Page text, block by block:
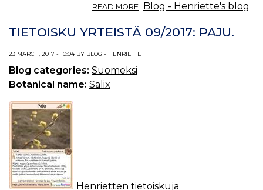
READ MORE ABOUT
YRTEISTÄ
10/2017:
VUOHENPUTKI.
Blog - Henriette's blog
TIETOISKU YRTEISTÄ 09/2017: PAJU.
23 MARCH, 2017 - 10:04 BY BLOG - HENRIETTE
Blog categories: Suomeksi
Botanical name: Salix
Henrietten tietoiskuja